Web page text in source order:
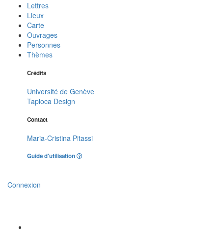
Lettres
Lieux
Carte
Ouvrages
Personnes
Thèmes
Crédits
Université de Genève
Tapioca Design
Contact
Maria-Cristina Pitassi
Guide d'utilisation
Connexion